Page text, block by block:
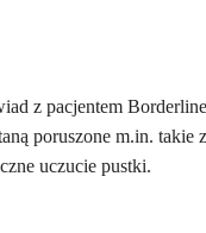
z pacjentem
poruszone m.in. takie
uczucie pustki.